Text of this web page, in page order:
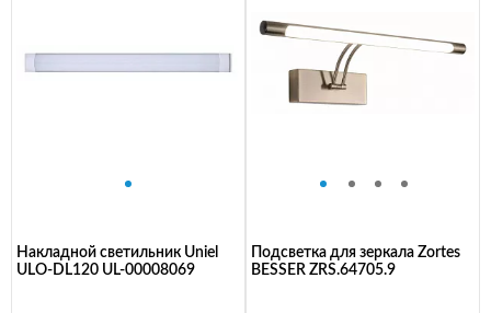
Накладной светильник Uniel
ULO-DL120 UL-00008069
Подсветка для зеркала Zortes
BESSER ZRS.64705.9